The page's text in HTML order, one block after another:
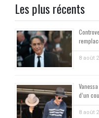
Les plus récents
8 août
d’un
8 août